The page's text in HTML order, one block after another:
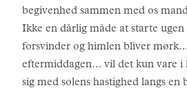
begivenhed sammen med os
Ikke en dårlig måde at starte
forsvinder og himlen bliver
eftermiddagen... vil det kun vare
sig med solens hastighed langs en